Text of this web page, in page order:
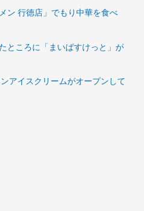
ン 行徳店」でもり中華を食べ
ところに「まいばすけっと」が
アイスクリームがオープンして